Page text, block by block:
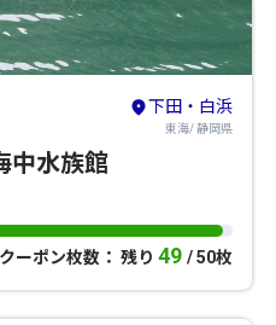
下田・白浜
東海/ 静岡県
中水族館
クーポン枚数： 残り 49 / 50枚